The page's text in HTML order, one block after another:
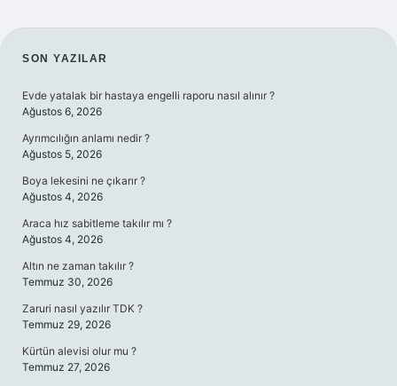
SIDEBAR
SON YAZILAR
Evde yatalak bir hastaya engelli raporu nasıl alınır ?
Ağustos 6, 2026
Ayrımcılığın anlamı nedir ?
Ağustos 5, 2026
Boya lekesini ne çıkarır ?
Ağustos 4, 2026
Araca hız sabitleme takılır mı ?
Ağustos 4, 2026
Altın ne zaman takılır ?
Temmuz 30, 2026
Zaruri nasıl yazılır TDK ?
Temmuz 29, 2026
Kürtün alevisi olur mu ?
Temmuz 27, 2026